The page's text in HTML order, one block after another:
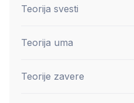
Teorija svesti
Teorija uma
Teorije zavere